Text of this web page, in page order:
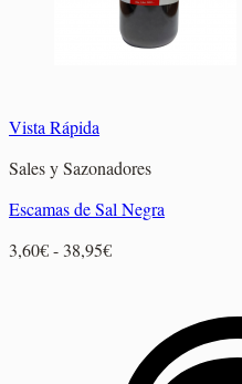
Vista Rápida
Sales y Sazonadores
Escamas de Sal Negra
3,60€- 38,95€Rango
hasta